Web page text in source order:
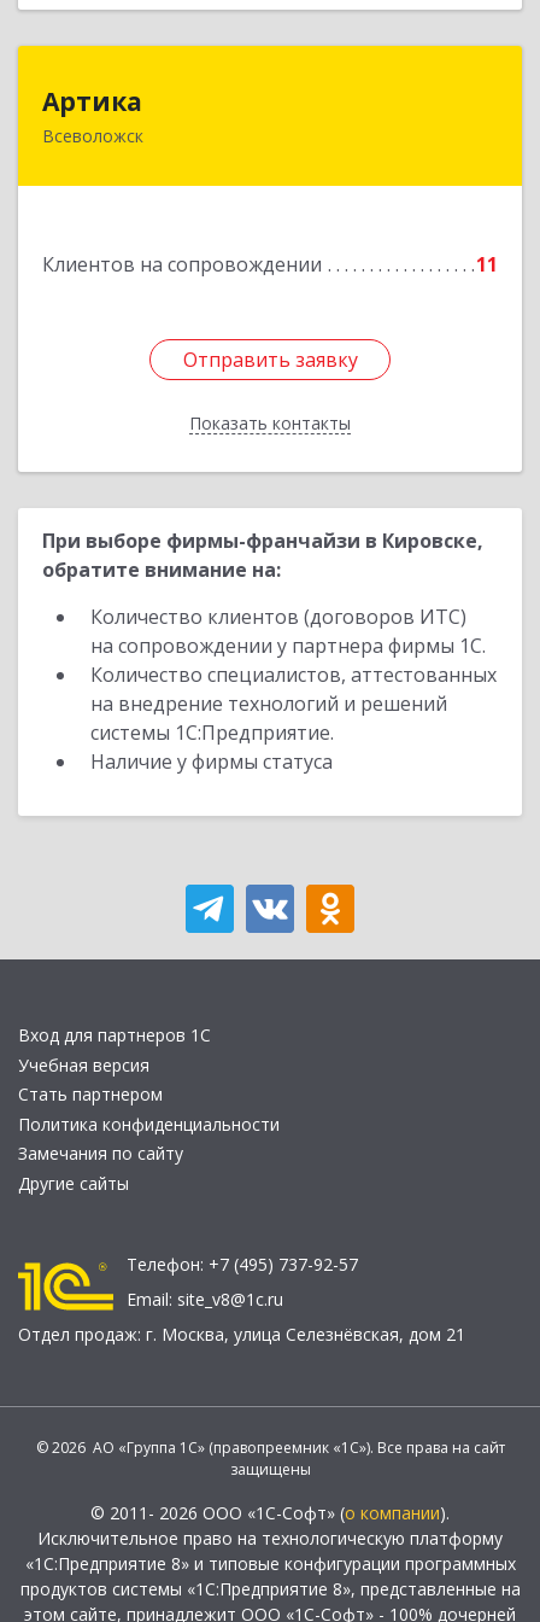
Артика
Всеволожск
Клиентов на сопровождении 11
Отправить заявку
Показать контакты
188645, Ленинградская обл, Всеволожск г,
Отправить заявку
Назад
При выборе фирмы-франчайзи в Кировске,
обратите внимание на:
Количество клиентов (договоров ИТС)
на сопровождении у партнера фирмы 1С.
Количество специалистов, аттестованных
на внедрение технологий и решений
системы 1С:Предприятие.
Наличие у фирмы статуса
Вход для партнеров 1С
Учебная версия
Стать партнером
Политика конфиденциальности
Замечания по сайту
Другие сайты
Телефон: +7 (495) 737-92-57
Email: site_v8@1c.ru
Отдел продаж: г. Москва, улица Селезнёвская, дом 21
© 2026 АО «Группа 1С» (правопреемник «1С»). Все права на сайт
защищены
© 2011- 2026 ООО «1С-Софт» (о компании).
Исключительное право на технологическую платформу
«1С:Предприятие 8» и типовые конфигурации программных
продуктов системы «1С:Предприятие 8», представленные на
этом сайте, принадлежит ООО «1С-Софт» - 100% дочерней